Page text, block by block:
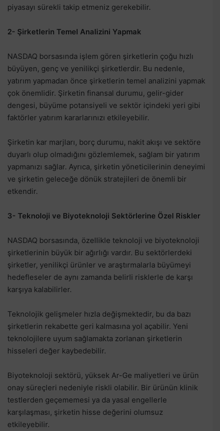
piyasayı sürekli takip etmeniz gerekebilir.
2- Şirketlerin Temel Analizini Yapmak
NASDAQ borsasında işlem gören şirketlerin çoğu hızlı
büyüyen, genç ve yenilikçi şirketlerdir. Bu nedenle,
yatırım yapmadan önce şirketlerin temel analizini yapmak
çok önemlidir. Şirketin finansal durumu, gelir-gider
dengesi, büyüme potansiyeli ve sektör içindeki yeri gibi
faktörler yatırım kararlarınızı etkileyebilir.
Şirketin kar marjları, borç durumu, nakit akışı ve sektöre
duyarlı olup olmadığını gözlemlemek, sağlam bir yatırım
yapmanızı sağlar. Ayrıca, şirketin yöneticilerinin deneyimi
ve şirketin geleceğe dönük stratejileri de önemli bir
etkendir.
3- Teknoloji ve Biyoteknoloji Sektörlerine Özel Riskler
NASDAQ borsasında, özellikle teknoloji ve biyoteknoloji
şirketlerinin büyük bir ağırlığı vardır. Bu sektörlerdeki
şirketler, yenilikçi ürünler ve araştırmalarla büyümeyi
hedefleseler de aynı zamanda belirli risklerle de karşı
karşıya kalabilirler.
Teknolojik gelişmeler hızla değişmektedir, bu da bazı
şirketlerin rekabette geri kalmasına yol açabilir. Yeni
teknolojilere uyum sağlamakta zorlanan şirketlerin
hisseleri değer kaybedebilir.
Biyoteknoloji sektörü, yüksek Ar-Ge maliyetleri ve ürün
onay süreçleri nedeniyle riskli olabilir. Bir ürünün klinik
testlerden geçememesi ya da yasal engellerle
karşılaşması, şirketin hisse değerini olumsuz
etkileyebilir.